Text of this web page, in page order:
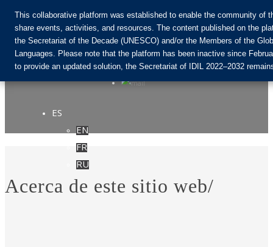
Únete a la comunidad:
ES
EN
FR
RU
Acerca de este sitio web/
This collaborative platform was established to enable the community of
share events, activities, and resources. The content published on the
the Secretariat of the Decade (UNESCO) and/or the Members of the
Languages. Please note that the platform has been inactive since
to provide an updated solution, the Secretariat of IDIL 2022–2032